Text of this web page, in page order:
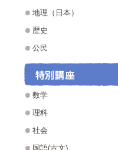
地理（日本）
歴史
公民
数学
理科
社会
国語(古文)